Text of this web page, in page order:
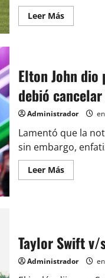
Leer MásLeer
más
por
Catar
2022:
día,
y
dónde
ver
en
vivo
a
La
Elton John
debió
Administrador
Lamentó que la
sin embargo,
Leer MásLeer
más
por
y
debió
cancelar
Taylor Swift v/
Administrador